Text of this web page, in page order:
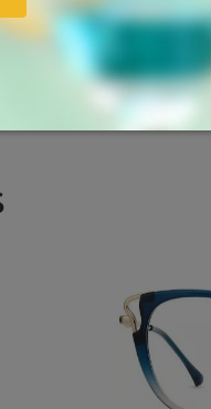
7-15 dias úteis detalhes